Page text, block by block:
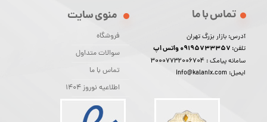
منوی سایت
فروشگاه
سوالات متداول
تماس با ما
اطلاعیه نوروز 1404
تماس با ما
آدرس: بازار بزرگ تهران
تلفن:
سامانه پیامک : 30007732006704
ایمیل: info@kalanix.com